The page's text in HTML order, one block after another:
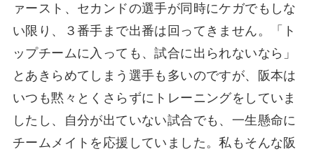
ァースト、セカンドの選手が同時にケガでもしな
い限り、３番手まで出番は回ってきません。「ト
ップチームに入っても、試合に出られないなら」
とあきらめてしまう選手も多いのですが、阪本は
いつも黙々とくさらずにトレーニングをしていま
したし、自分が出ていない試合でも、一生懸命に
チームメイトを応援していました。私もそんな阪